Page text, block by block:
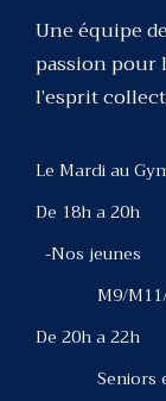
Une équipe
passion pour
l’esprit
Le Mardi au
De 18h a 20h
-Nos jeunes
M9/M11/
De 20h a 22h
Seniors et